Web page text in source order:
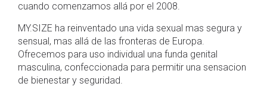
cuando comenzamos allá por el 2008.
MY.SIZE ha reinventado una vida sexual mas segura y
sensual, mas allá de las fronteras de Europa.
Ofrecemos para uso individual una funda genital
masculina, confeccionada para permitir una sensacion
de bienestar y seguridad.